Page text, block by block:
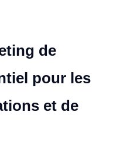
de
pour les
et de